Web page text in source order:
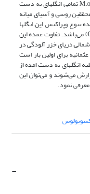
منتشر شده‌اند. به جز یک انگل M.osmaniae تمامی انگلهای به دست
روسی و آسیای میانه
وپراکنش این انگلها
در حوضه دریای خزر (Caspian Sea Fauna) می‌باشد. تفاوت عمده این
دریای خزر آلودگی در
برای اولین بار است
انگلهای به دست امده از
می‌شوند و می‌توان این
-